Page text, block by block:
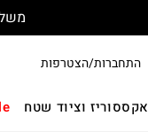
התחברות/הצטרפות
אקססוריז וציוד שטח